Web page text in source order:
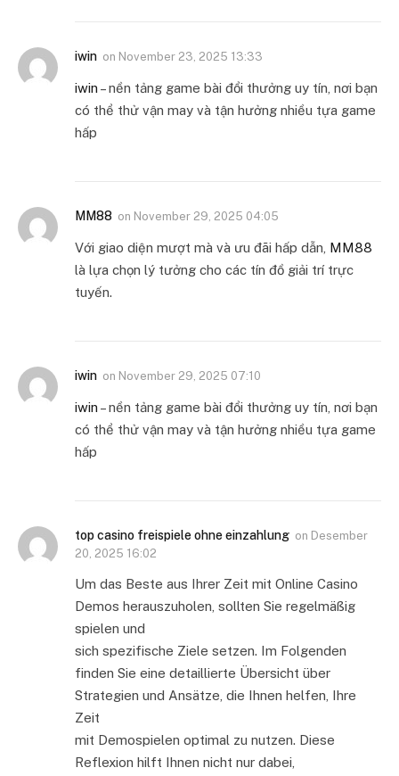
iwin on November 23, 2025 13:33
iwin – nền tảng game bài đổi thưởng uy tín, nơi bạn
có thể thử vận may và tận hưởng nhiều tựa game
hấp
MM88 on November 29, 2025 04:05
Với giao diện mượt mà và ưu đãi hấp dẫn, MM88
là lựa chọn lý tưởng cho các tín đồ giải trí trực
tuyến.
iwin on November 29, 2025 07:10
iwin – nền tảng game bài đổi thưởng uy tín, nơi bạn
có thể thử vận may và tận hưởng nhiều tựa game
hấp
top casino freispiele ohne einzahlung on Desember
20, 2025 16:02
Um das Beste aus Ihrer Zeit mit Online Casino
Demos herauszuholen, sollten Sie regelmäßig
spielen und
sich spezifische Ziele setzen. Im Folgenden
finden Sie eine detaillierte Übersicht über
Strategien und Ansätze, die Ihnen helfen, Ihre
Zeit
mit Demospielen optimal zu nutzen. Diese
Reflexion hilft Ihnen nicht nur dabei,